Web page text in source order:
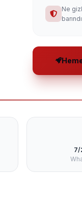
Ne
7/